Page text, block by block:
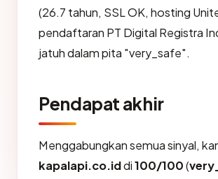
(26.7 tahun, SSL OK, hosting
pendaftaran PT Digital Registra
jatuh dalam pita "very_safe".
Pendapat akhir
Menggabungkan semua sinyal,
kapalapi.co.iddi100/100(